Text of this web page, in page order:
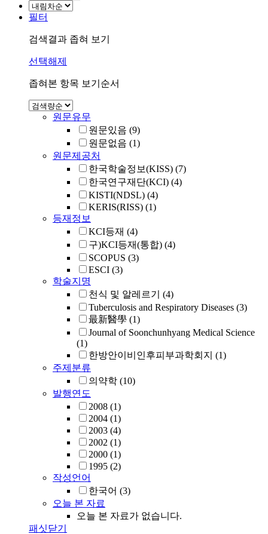
필터
검색결과 좁혀 보기
선택해제
좁혀본 항목 보기순서
원문유무
원문있음 (9)
원문없음 (1)
원문제공처
한국학술정보(KISS) (7)
한국연구재단(KCI) (4)
KISTI(NDSL) (4)
KERIS(RISS) (1)
등재정보
KCI등재 (4)
구)KCI등재(통합) (4)
SCOPUS (3)
ESCI (3)
학술지명
천식 및 알레르기
(4)
Tuberculosis and Respiratory Diseases (3)
最新醫學 (1)
Journal of Soonchunhyang Medical Science
(1)
한방안이비인후피부과학회지 (1)
주제분류
의약학 (10)
발행연도
2008 (1)
2004 (1)
2003 (4)
2002 (1)
2000 (1)
1995 (2)
작성언어
한국어 (3)
오늘 본 자료
오늘 본 자료가 없습니다.
패싯닫기